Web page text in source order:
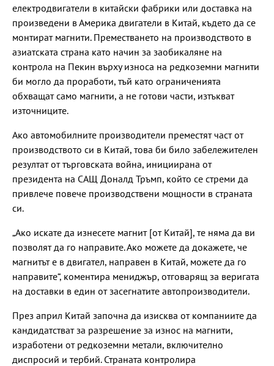
електродвигатели в китайски фабрики или доставка на
произведени в Америка двигатели в Китай, където да се
монтират магнити. Преместването на производството в
азиатската страна като начин за заобикаляне на
контрола на Пекин върху износа на редкоземни магнити
би могло да проработи, тъй като ограниченията
обхващат само магнити, а не готови части, изтъкват
източниците.
Ако автомобилните производители преместят част от
производството си в Китай, това би било забележителен
резултат от търговската война, инициирана от
президента на САЩ Доналд Тръмп, който се стреми да
привлече повече производствени мощности в страната
си.
„Ако искате да изнесете магнит [от Китай], те няма да ви
позволят да го направите. Ако можете да докажете, че
магнитът е в двигател, направен в Китай, можете да го
направите“, коментира мениджър, отговарящ за веригата
на доставки в един от засегнатите автопроизводители.
През април Китай започна да изисква от компаниите да
кандидатстват за разрешение за износ на магнити,
изработени от редкоземни метали, включително
диспросий и тербий. Страната контролира